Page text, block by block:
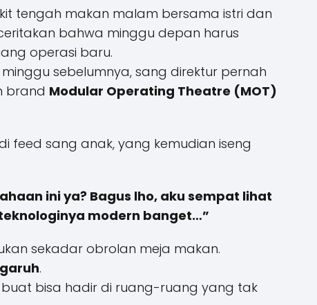
tengah makan malam bersama istri dan
bahwa minggu depan harus
operasi baru.
sebelumnya, sang direktur pernah
brand Modular Operating Theatre (MOT)
feed sang anak, yang kemudian iseng
ini ya? Bagus lho, aku sempat lihat
modern banget…”
sekadar obrolan meja makan.
.
bisa hadir di ruang-ruang yang tak